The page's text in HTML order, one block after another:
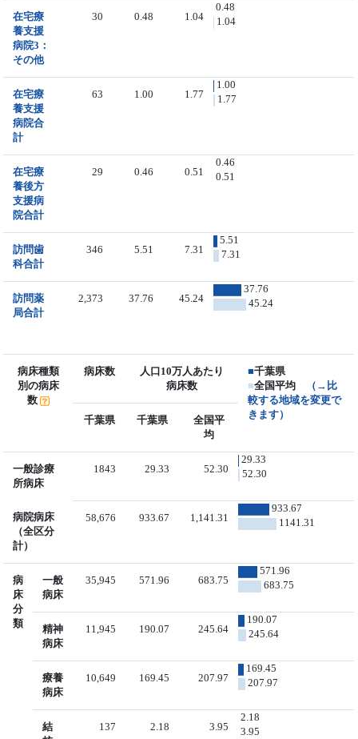
在宅療
養支援
病院3：
その他
30 0.48 1.04
0.48
1.04
在宅療
養支援
病院合
計
63 1.00 1.77
1.00
1.77
在宅療
養後方
支援病
院合計
29 0.46 0.51
0.46
0.51
訪問歯
科合計
346 5.51 7.31
5.51
7.31
訪問薬
局合計
2,373 37.76 45.24
37.76
45.24
病床種類
別の病床
数
病床数
人口10万人あたり
病床数
■千葉県
■全国平均
（→比
較する地域を変更で
きます）
千葉県 千葉県
全国平
均
一般診療
所病床
1843 29.33 52.30
29.33
52.30
病院病床
（全区分
計）
58,676 933.67 1,141.31
933.67
1141.31
病
床
分
類
一般
病床
35,945 571.96 683.75
571.96
683.75
精神
病床
11,945 190.07 245.64
190.07
245.64
療養
病床
10,649 169.45 207.97
169.45
207.97
結
137 2.18 3.95
2.18
3.95